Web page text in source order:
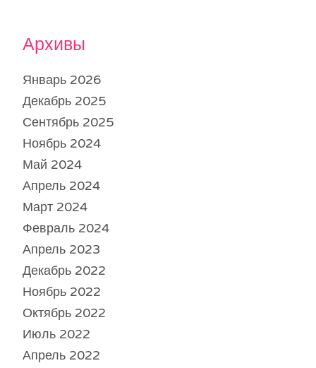
Архивы
Январь 2026
Декабрь 2025
Сентябрь 2025
Ноябрь 2024
Май 2024
Апрель 2024
Март 2024
Февраль 2024
Апрель 2023
Декабрь 2022
Ноябрь 2022
Октябрь 2022
Июль 2022
Апрель 2022